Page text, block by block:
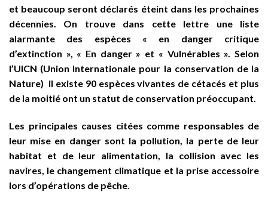
et beaucoup seront déclarés éteint dans les prochaines
décennies. On trouve dans cette lettre une liste
alarmante des espèces « en danger critique
d’extinction », « En danger » et « Vulnérables ». Selon
l’UICN (Union Internationale pour la conservation de la
Nature) il existe 90 espèces vivantes de cétacés et plus
de la moitié ont un statut de conservation préoccupant.
Les principales causes citées comme responsables de
leur mise en danger sont la pollution, la perte de leur
habitat et de leur alimentation, la collision avec les
navires, le changement climatique et la prise accessoire
lors d’opérations de pêche.